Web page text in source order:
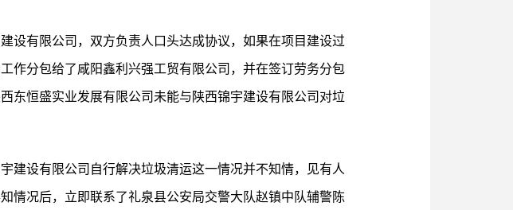
设有限公司，双方负责人口头达成协议，如果在项目建设过
作分包给了咸阳鑫利兴强工贸有限公司，并在签订劳务分包
东恒盛实业发展有限公司未能与陕西锦宇建设有限公司对垃
建设有限公司自行解决垃圾清运这一情况并不知情，见有人
情况后，立即联系了礼泉县公安局交警大队赵镇中队辅警陈